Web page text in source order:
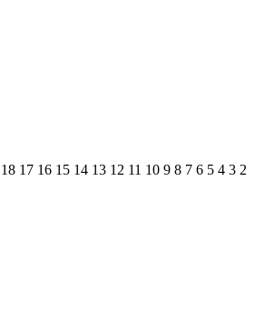
18 17 16 15 14 13 12 11 10 9 8 7 6 5 4 3 2